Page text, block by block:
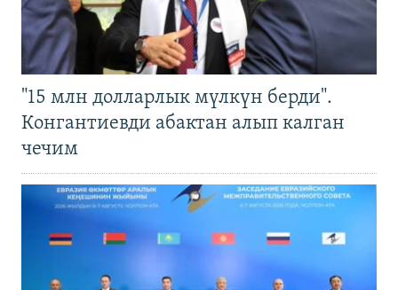
"15 млн долларлык мүлкүн берди".
Конгантиевди абактан алып калган
чечим